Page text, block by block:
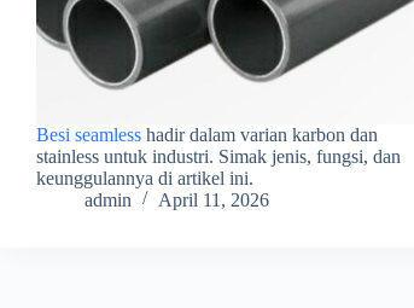
Besi seamless hadir dalam varian karbon dan
stainless untuk industri. Simak jenis, fungsi, dan
keunggulannya di artikel ini.
admin
April 11, 2026